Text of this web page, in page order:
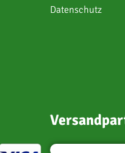
Datenschutz